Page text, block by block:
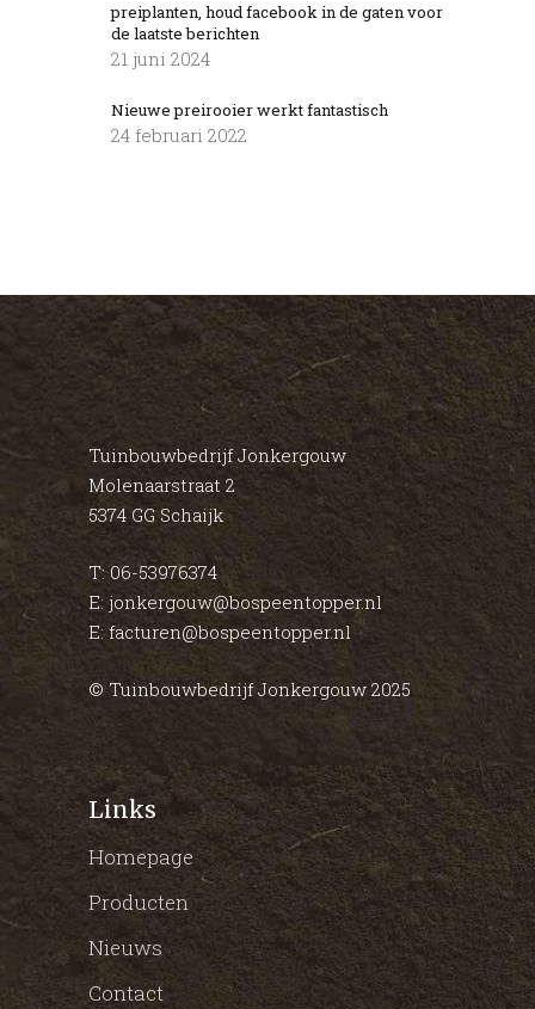
preiplanten, houd facebook in de gaten voor
de laatste berichten
21 juni 2024
Nieuwe preirooier werkt fantastisch
24 februari 2022
Tuinbouwbedrijf Jonkergouw
Molenaarstraat 2
5374 GG Schaijk
T: 06-53976374
E: jonkergouw@bospeentopper.nl
E: facturen@bospeentopper.nl
© Tuinbouwbedrijf Jonkergouw 2025
Links
Homepage
Producten
Nieuws
Contact